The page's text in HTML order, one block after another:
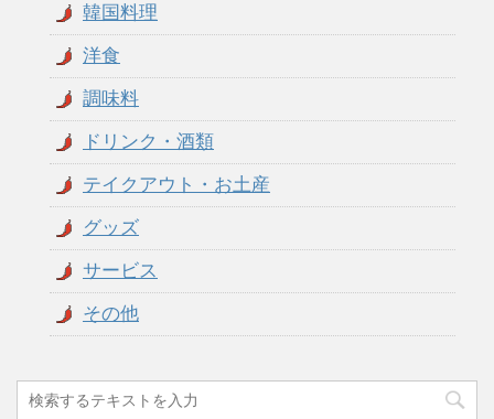
韓国料理
洋食
調味料
ドリンク・酒類
テイクアウト・お土産
グッズ
サービス
その他